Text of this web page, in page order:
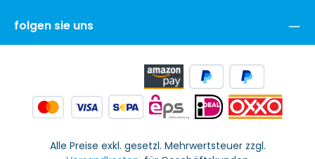
folgen sie uns
Alle Preise exkl. gesetzl. Mehrwertsteuer zzgl.